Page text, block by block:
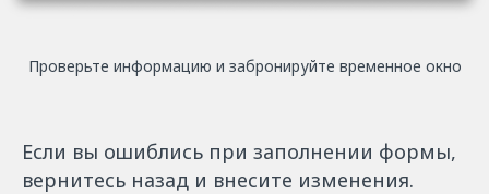
Проверьте информацию и забронируйте временное окно
Если вы ошиблись при заполнении формы,
вернитесь назад и внесите изменения.